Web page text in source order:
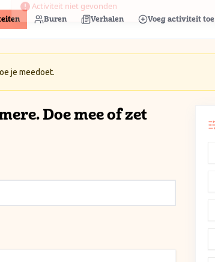
Buren Verhalen Voeg activiteit toe
je meedoet.
Doe mee of zet